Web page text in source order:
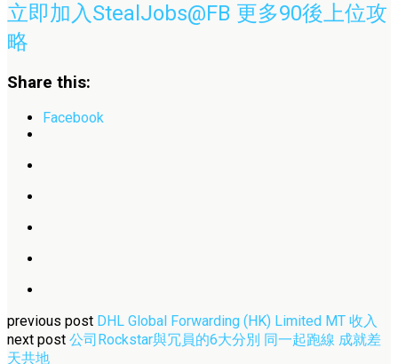
立即加入StealJobs@FB 更多90後上位攻
略
Share this:
Facebook
previous post DHL Global Forwarding (HK) Limited MT 收入
next post 公司Rockstar與冗員的6大分別 同一起跑線 成就差
天共地